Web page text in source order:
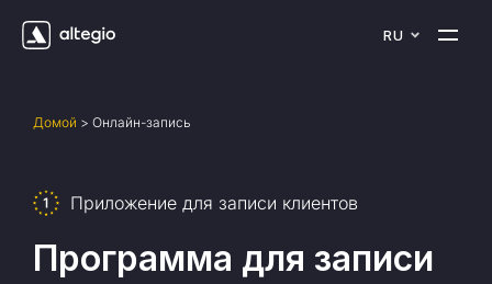
RU
Домой > Онлайн-запись
Приложение для записи клиентов
Программа для записи